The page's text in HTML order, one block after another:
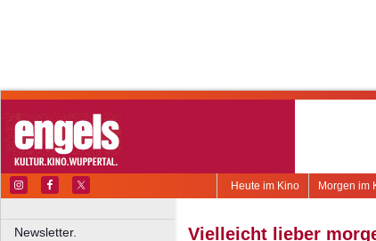
Morgen im
Heute im Kino
Newsletter.
Vielleicht lieber